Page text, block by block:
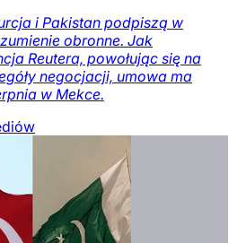
i Pakistan podpiszą w
obronne. Jak
Reutera, powołując się na
negocjacji, umowa ma
w Mekce.